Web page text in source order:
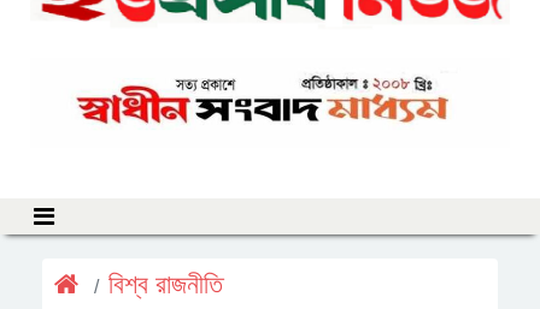
বিশ্ব রাজনীতি